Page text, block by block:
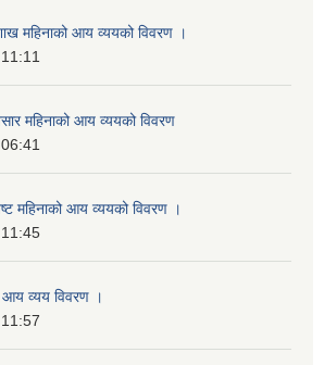
महिनाको आय व्ययको विवरण ।
महिनाको आय व्ययको विवरण
महिनाको आय व्ययको विवरण ।
आय व्यय विवरण ।